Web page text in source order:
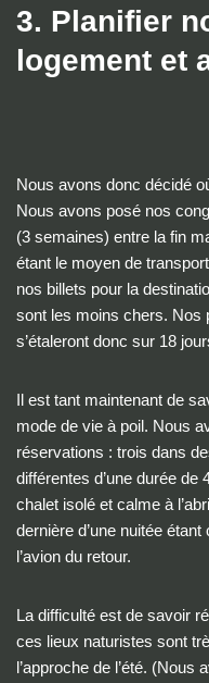
3. Planifier
logement et
Nous avons donc décidé
Nous avons posé nos
(3 semaines) entre la fin
étant le moyen de
nos billets pour la
sont les moins chers. Nos
s’étaleront donc sur 18
Il est tant maintenant de
mode de vie à poil. Nous
réservations : trois dans
différentes d’une durée de
chalet isolé et calme à
dernière d’une nuitée
l’avion du retour.
La difficulté est de savoir
ces lieux naturistes sont
l’approche de l’été. (Nous